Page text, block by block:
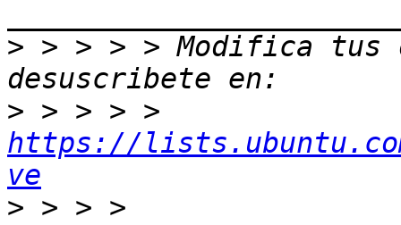
> > > > > Modifica tus
>
https://
ve
> > > >